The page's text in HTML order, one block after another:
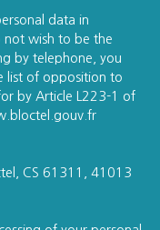
data in
not wish to be the
by telephone, you
list of opposition to
by Article L223-1 of
CS 61311, 41013